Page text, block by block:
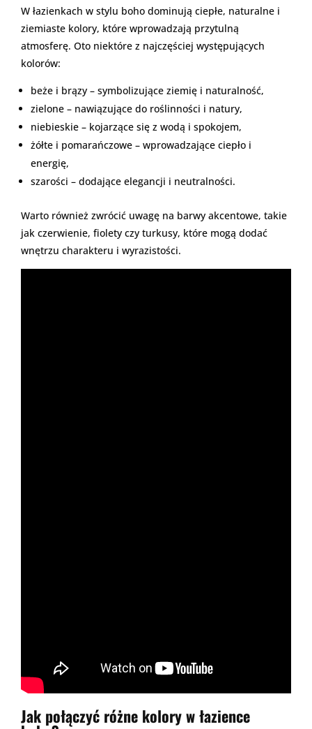
W łazienkach w stylu boho dominują ciepłe, naturalne i
ziemiaste kolory, które wprowadzają przytulną
atmosferę. Oto niektóre z najczęściej występujących
kolorów:
beże i brązy – symbolizujące ziemię i naturalność,
zielone – nawiązujące do roślinności i natury,
niebieskie – kojarzące się z wodą i spokojem,
żółte i pomarańczowe – wprowadzające ciepło i
energię,
szarości – dodające elegancji i neutralności.
Warto również zwrócić uwagę na barwy akcentowe, takie
jak czerwienie, fiolety czy turkusy, które mogą dodać
wnętrzu charakteru i wyrazistości.
Jak połączyć różne kolory w łazience